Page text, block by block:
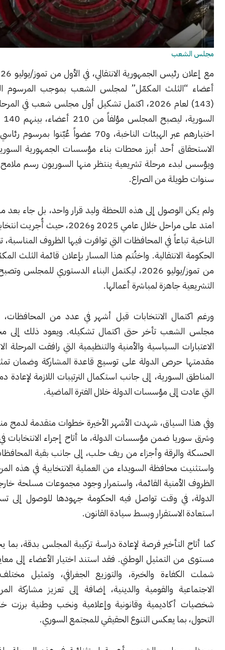
مع إعلان رئيس الجمهورية الانتقالي، في الأول من تموز/يوليو 2026، أسماء
المكمّل” لمجلس الشعب بموجب المرسوم الرئاسي رقم
(143) لعام 2026، اكتمل تشكيل أول مجلس شعب في المرحلة الانتقالية
السورية، ليصبح المجلس مؤلفاً من 210 أعضاء، بينهم 140 عضواً جرى
اختيارهم عبر الهيئات الناخبة، و70 عضواً عُيّنوا بمرسوم رئاسي. ويُعد هذا
أحد أبرز محطات بناء مؤسسات الجمهورية السورية الجديدة،
مرحلة تشريعية ينتظر منها السوريون رسم ملامح الدولة بعد
من الصراع.
إلى هذه اللحظة وليد قرار واحد، بل جاء بعد مسار انتخابي
امتد على مراحل خلال عامي 2025 و2026، حيث أُجريت انتخابات الهيئات
تباعاً في المحافظات التي توافرت فيها الظروف المناسبة، تحت إشراف
واختُتم هذا المسار بإعلان قائمة الثلث المكمّل في الأول
من تموز/يوليو 2026، ليكتمل البناء الدستوري للمجلس وتصبح المؤسسة
جاهزة لمباشرة أعمالها.
الانتخابات قبل أشهر في عدد من المحافظات، فإن انعقاد
تأخر حتى اكتمال تشكيله. ويعود ذلك إلى مجموعة من
السياسية والأمنية والتنظيمية التي رافقت المرحلة الانتقالية، وفي
حرص الدولة على توسيع قاعدة المشاركة وضمان تمثيل مختلف
إلى جانب استكمال الترتيبات اللازمة لإعادة دمج المناطق
إلى مؤسسات الدولة خلال الفترة الماضية.
السياق، شهدت الأشهر الأخيرة خطوات متقدمة لدمج مناطق شمال
ضمن مؤسسات الدولة، ما أتاح إجراء الانتخابات في محافظات
وأجزاء من ريف حلب، إلى جانب بقية المحافظات السورية.
محافظة السويداء من العملية الانتخابية في هذه المرحلة بسبب
القائمة، واستمرار وجود مجموعات مسلحة خارجة عن إطار
في وقت تواصل فيه الحكومة جهودها للوصول إلى تسوية تضمن
وبسط سيادة القانون.
التأخير فرصة لإعادة دراسة تركيبة المجلس بدقة، بما يحقق أفضل
التمثيل الوطني. فقد استند اختيار الأعضاء إلى معايير متعددة،
والخبرة، والتوزيع الجغرافي، وتمثيل مختلف المكونات
والقومية والدينية، إضافة إلى تعزيز مشاركة المرأة، واختيار
أكاديمية وقانونية وإعلامية ونخب وطنية برزت خلال سنوات
بما يعكس التنوع الحقيقي للمجتمع السوري.